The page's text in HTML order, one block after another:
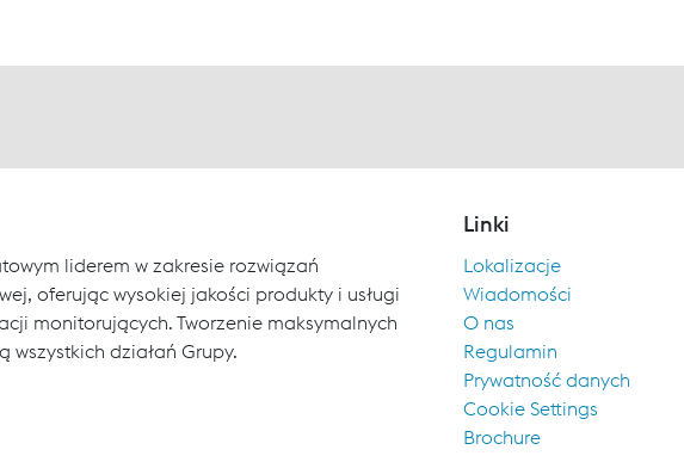
liderem w zakresie rozwiązań
oferując wysokiej jakości produkty i usługi
monitorujących. Tworzenie maksymalnych
wszystkich działań Grupy.
Linki
Lokalizacje
Wiadomości
O nas
Regulamin
Prywatność danych
Cookie Settings
Brochure